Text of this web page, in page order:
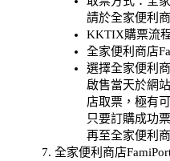
請於全家便利
KKTIX購票流
全家便利商店
選擇全家便利
啟售當天於網
店取票，極有
只要訂購成功
再至全家便利
全家便利商店